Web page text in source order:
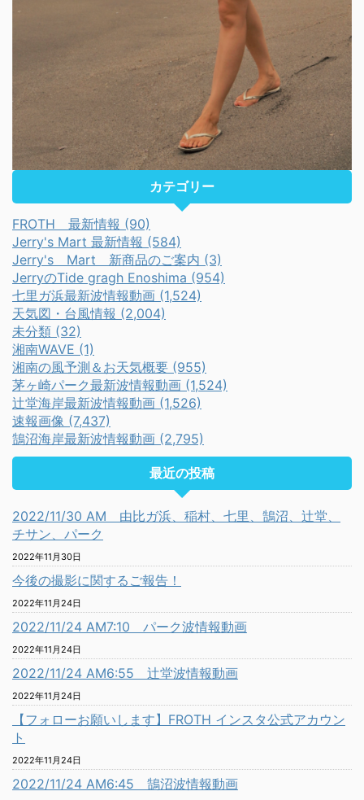
カテゴリー
FROTH 最新情報 (90)
Jerry's Mart 最新情報 (584)
Jerry's Mart 新商品のご案内 (3)
JerryのTide gragh Enoshima (954)
七里ガ浜最新波情報動画 (1,524)
天気図・台風情報 (2,004)
未分類 (32)
湘南WAVE (1)
湘南の風予測＆お天気概要 (955)
茅ヶ崎パーク最新波情報動画 (1,524)
辻堂海岸最新波情報動画 (1,526)
速報画像 (7,437)
鵠沼海岸最新波情報動画 (2,795)
最近の投稿
2022/11/30 AM 由比ガ浜、稲村、七里、鵠沼、辻堂、
チサン、パーク
2022年11月30日
今後の撮影に関するご報告！
2022年11月24日
2022/11/24 AM7:10 パーク波情報動画
2022年11月24日
2022/11/24 AM6:55 辻堂波情報動画
2022年11月24日
【フォローお願いします】FROTH インスタ公式アカウン
ト
2022年11月24日
2022/11/24 AM6:45 鵠沼波情報動画